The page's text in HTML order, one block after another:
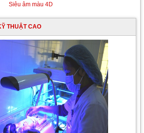
Siêu âm màu 4D
THUẬT CAO